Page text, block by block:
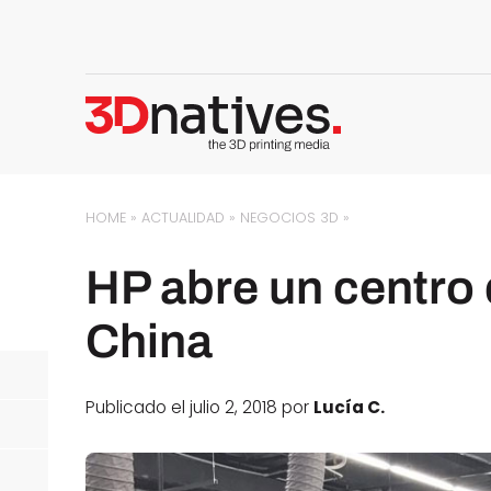
HOME »ACTUALIDAD » NEGOCIOS 3D »
HP abre un
China
Publicado el julio 2, 2018 por Lucía C.